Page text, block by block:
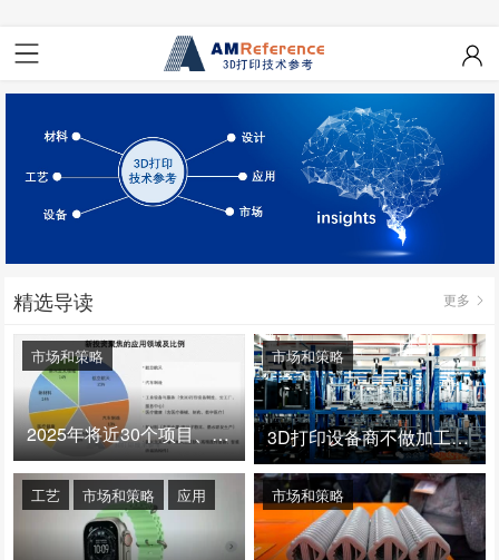
精选导读 更多
2025年将近30个项目、150亿投资：3D打印真的迎来爆发拐点了吗
市场和策略
3D打印设备商不做加工服务，就成了旁观者！
市场和策略
工艺 市场和策略 应用 市场和策略